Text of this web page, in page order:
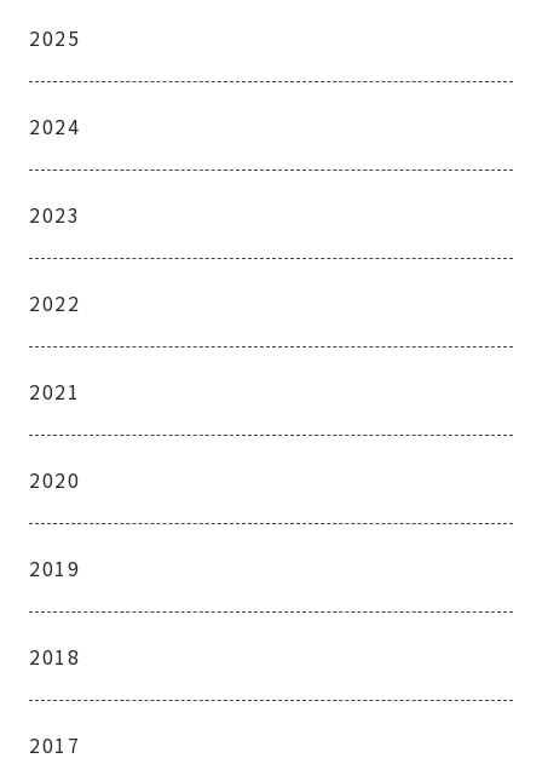
2025
2024
2023
2022
2021
2020
2019
2018
2017